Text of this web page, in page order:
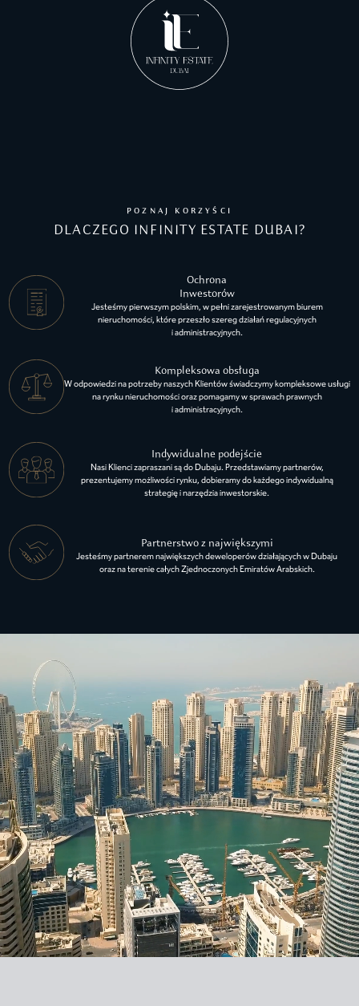
POZNAJ KORZYŚCI
DLACZEGO INFINITY ESTATE DUBAI?
Ochrona
Inwestorów
Jesteśmy pierwszym polskim, w pełni zarejestrowanym biurem
nieruchomości, które przeszło szereg działań regulacyjnych
i administracyjnych.
Kompleksowa obsługa
W odpowiedzi na potrzeby naszych Klientów świadczymy kompleksowe usługi
na rynku nieruchomości oraz pomagamy w sprawach prawnych
i administracyjnych.
Indywidualne podejście
Nasi Klienci zapraszani są do Dubaju. Przedstawiamy partnerów,
prezentujemy możliwości rynku, dobieramy do każdego indywidualną
strategię i narzędzia inwestorskie.
Partnerstwo z największymi
Jesteśmy partnerem największych deweloperów działających w Dubaju
oraz na terenie całych Zjednoczonych Emiratów Arabskich.
POZNAJ WSZYSTKIE DOSTĘPNE NIERUCHOMOŚCI
MERIVA BY
ELLINGTON
PASSO BY
BEYOND
SOBHA
YACHTSIDE
MARINA
SOBHA
PRISTINE
BEACH
RESIDENCES